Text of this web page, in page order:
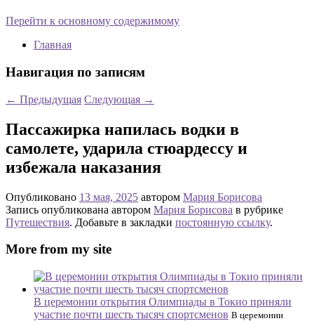
Перейти к основному содержимому
Главная
Навигация по записям
← Предыдущая Следующая →
Пассажирка напилась водки в
самолете, ударила стюардессу и
избежала наказания
Опубликовано 13 мая, 2025 автором Мария Борисова
Запись опубликована автором Мария Борисова в рубрике
Путешествия. Добавьте в закладки постоянную ссылку.
More from my site
В церемонии открытия Олимпиады в Токио приняли
участие почти шесть тысяч спортсменов В церемонии